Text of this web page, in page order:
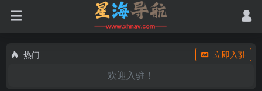
热门 立即入驻
欢迎入驻！